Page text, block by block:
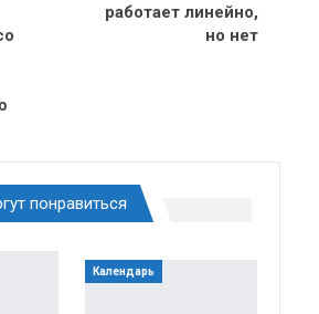
работает линейно,
но нет
понравиться
Календарь